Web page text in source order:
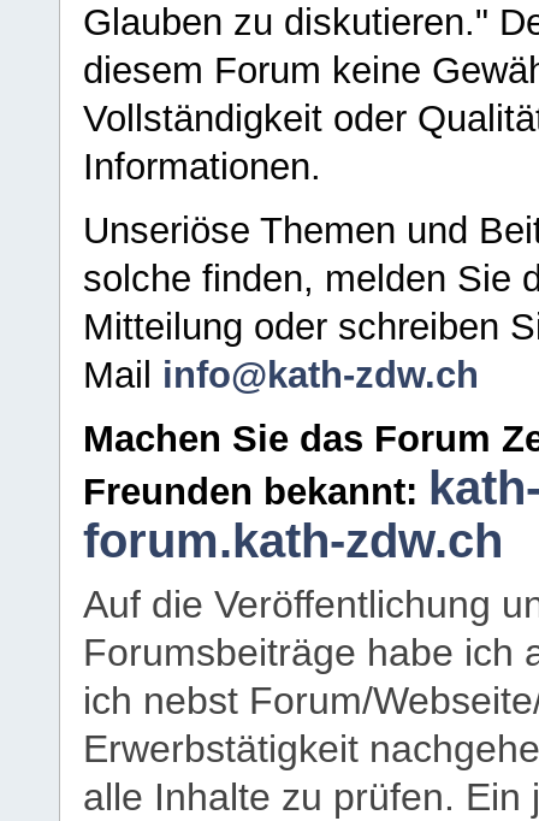
Glauben zu diskutieren."
diesem Forum keine
Vollständigkeit oder
Informationen.
Unseriöse Themen und
solche finden, melden Sie
Mitteilung oder schreiben
Mail info@kath-zdw.ch
Machen Sie das Forum
Freunden bekannt:
forum.kath-zdw.ch
Auf die Veröffentlichung
Forumsbeiträge habe ich
ich nebst Forum/
Erwerbstätigkeit
alle Inhalte zu prüfen.